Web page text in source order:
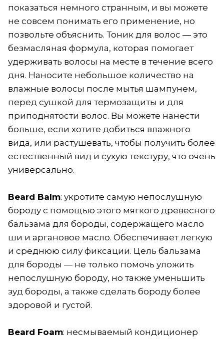
показаться немного странным, и вы можете
не совсем понимать его применение, но
позвольте объяснить. Тоник для волос — это
безмасляная формула, которая помогает
удерживать волосы на месте в течение всего
дня. Наносите небольшое количество на
влажные волосы после мытья шампунем,
перед сушкой для термозащиты и для
приподнятости волос. Вы можете нанести
больше, если хотите добиться влажного
вида, или растушевать, чтобы получить более
естественный вид и сухую текстуру, что очень
универсально.
Beard Balm: укротите самую непослушную
бороду с помощью этого мягкого древесного
бальзама для бороды, содержащего масло
ши и аргановое масло. Обеспечивает легкую
и среднюю силу фиксации. Цель бальзама
для бороды — не только помочь уложить
непослушную бороду, но также уменьшить
зуд бороды, а также сделать бороду более
здоровой и густой.
Beard Foam: несмываемый кондиционер